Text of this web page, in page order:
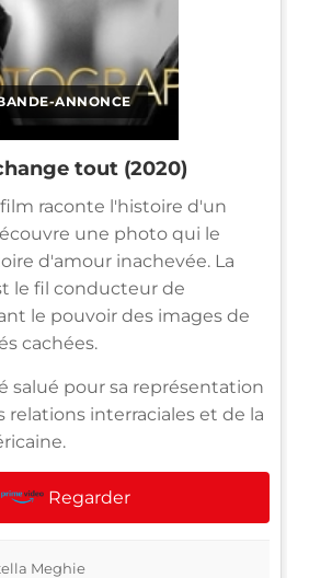
ANNONCE
tout (2020)
film raconte l'histoire d'un
une photo qui le
d'amour inachevée. La
le fil conducteur de
le pouvoir des images de
cachées.
salué pour sa représentation
interraciales et de la
Regarder
Meghie